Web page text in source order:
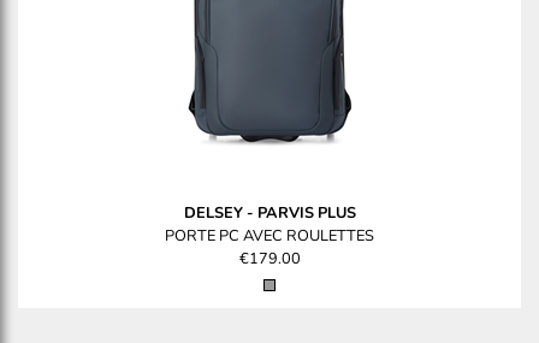
DELSEY- PARVIS PLUS
PORTE PC AVEC ROULETTES
€179.00